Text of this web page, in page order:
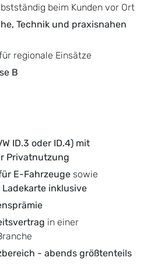
beim Kunden vor Ort
Technik und praxisnahen
regionale Einsätze
B
ID.3 oder ID.4) mit
Privatnutzung
E-Fahrzeuge sowie
inklusive
in einer
- abends größtenteils